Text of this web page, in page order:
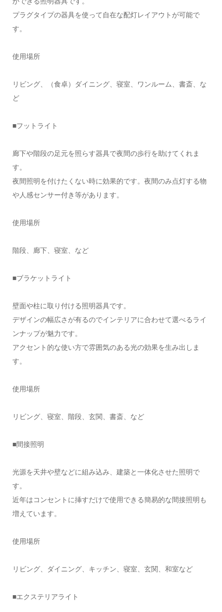
プラグタイプの器具を使って自在な配灯レイアウトが可能で
す。
使用場所
リビング、（食卓）ダイニング、寝室、ワンルーム、書斎、な
ど
■フットライト
廊下や階段の足元を照らす器具で夜間の歩行を助けてくれま
す。
夜間照明を付けたくない時に効果的です。夜間のみ点灯する物
や人感センサー付き等があります。
使用場所
階段、廊下、寝室、など
■ブラケットライト
壁面や柱に取り付ける照明器具です。
デザインの幅広さが有るのでインテリアに合わせて選べるライ
ンナップが魅力です。
アクセント的な使い方で雰囲気のある光の効果を生み出しま
す。
使用場所
リビング、寝室、階段、玄関、書斎、など
■間接照明
光源を天井や壁などに組み込み、建築と一体化させた照明で
す。
近年はコンセントに挿すだけで使用できる簡易的な間接照明も
増えています。
使用場所
リビング、ダイニング、キッチン、寝室、玄関、和室など
■エクステリアライト